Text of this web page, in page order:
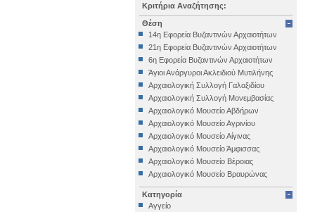
Κριτήρια Αναζήτησης:
Θέση
14η Εφορεία Βυζαντινών Αρχαιοτήτων
21η Εφορεία Βυζαντινών Αρχαιοτήτων
6η Εφορεία Βυζαντινών Αρχαιοτήτων
Άγιοι Ανάργυροι Ακλειδιού Μυτιλήνης
Αρχαιολογική Συλλογή Γαλαξιδίου
Αρχαιολογική Συλλογή Μονεμβασίας
Αρχαιολογικό Μουσείο Αβδήρων
Αρχαιολογικό Μουσείο Αγρινίου
Αρχαιολογικό Μουσείο Αίγινας
Αρχαιολογικό Μουσείο Άμφισσας
Αρχαιολογικό Μουσείο Βέροιας
Αρχαιολογικό Μουσείο Βραυρώνας
Αρχαιολογικό Μουσείο Δελφών
Αρχαιολογικό Μουσείο Ηγουμενίτσας
Κατηγορία
Αγγείο